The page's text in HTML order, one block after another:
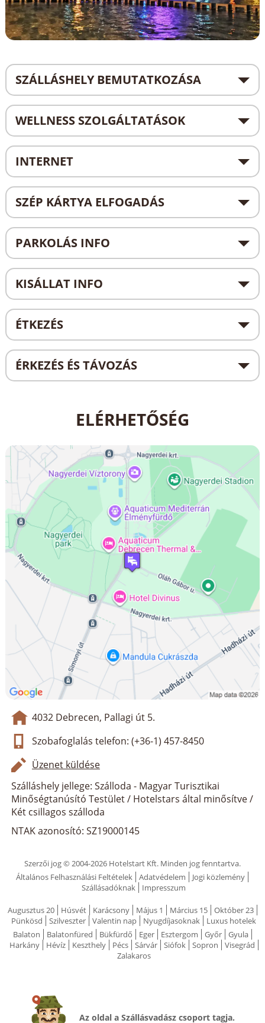
SZÁLLÁSHELY BEMUTATKOZÁSA
WELLNESS SZOLGÁLTATÁSOK
INTERNET
SZÉP KÁRTYA ELFOGADÁS
PARKOLÁS INFO
KISÁLLAT INFO
ÉTKEZÉS
ÉRKEZÉS ÉS TÁVOZÁS
ELÉRHETŐSÉG
4032 Debrecen, Pallagi út 5.
Szobafoglalás telefon: (+36-1) 457-8450
Üzenet küldése
Szálláshely jellege: Szálloda - Magyar Turisztikai
Minőségtanúsító Testület / Hotelstars által minősítve /
Két csillagos szálloda
NTAK azonosító: SZ19000145
Szerzői jog © 2004-2026 Hotelstart Kft. Minden jog fenntartva.
Általános Felhasználási Feltételek
Adatvédelem
Jogi közlemény
Szállásadóknak
Impresszum
Augusztus 20 Húsvét Karácsony Május 1 Március 15
Október 23
Pünkösd
Szilveszter Valentin nap Nyugdíjasoknak
Luxus hotelek
Balaton
Balatonfüred Bükfürdő Eger Esztergom Győr
Gyula
Harkány
Hévíz Keszthely Pécs Sárvár Siófok Sopron
Visegrád
Zalakaros
Az oldal a Szállásvadász csoport tagja.